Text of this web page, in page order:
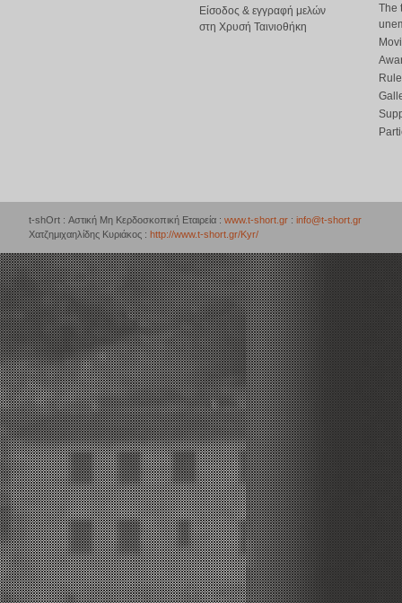
Είσοδος & εγγραφή μελών
στη Χρυσή Ταινιοθήκη
The
t-shOrt : Αστική Μη Κερδοσκοπική Εταιρεία : www.t-short.gr : info@t-short.gr
Χατζημιχαηλίδης Κυριάκος : http://www.t-short.gr/Kyr/